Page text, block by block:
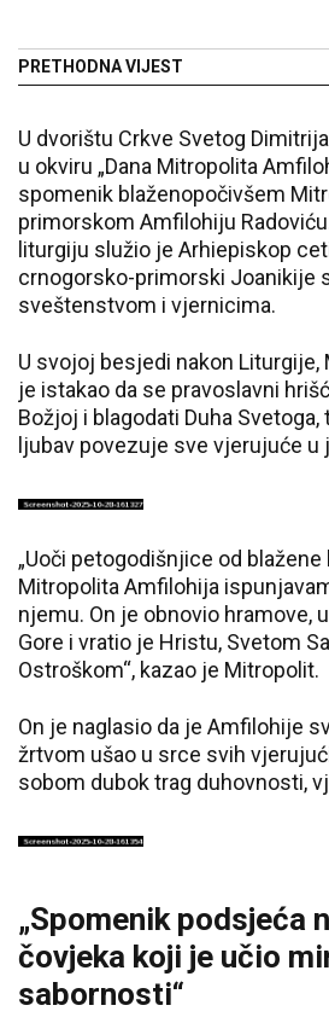
PRETHODNA VIJEST
U dvorištu Crkve Svetog
u okviru „Dana Mitropolita
spomenik blaženopočivšem
primorskom Amfilohiju
liturgiju služio je Arhiepiskop
crnogorsko-primorski Joanikije
sveštenstvom i vjernicima.
U svojoj besjedi nakon
je istakao da se pravoslavni
Božjoj i blagodati Duha Svetoga,
ljubav povezuje sve vjerujuće
„Uoči petogodišnjice od blažene
Mitropolita Amfilohija
njemu. On je obnovio hramove,
Gore i vratio je Hristu, Svetom
Ostroškom“, kazao je Mitropolit.
On je naglasio da je Amfilohije
žrtvom ušao u srce svih
sobom dubok trag duhovnosti,
„Spomenik podsjeća
čovjeka koji je učio
sabornosti“